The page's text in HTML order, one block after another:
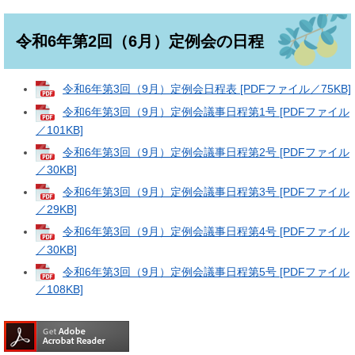
令和6年第2回（6月）定例会の日程
令和6年第3回（9月）定例会日程表 [PDFファイル／75KB]
令和6年第3回（9月）定例会議事日程第1号 [PDFファイル
／101KB]
令和6年第3回（9月）定例会議事日程第2号 [PDFファイル
／30KB]
令和6年第3回（9月）定例会議事日程第3号 [PDFファイル
／29KB]
令和6年第3回（9月）定例会議事日程第4号 [PDFファイル
／30KB]
令和6年第3回（9月）定例会議事日程第5号 [PDFファイル
／108KB]